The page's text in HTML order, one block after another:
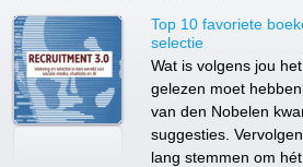
Top 10 favoriete
selectie
Wat is volgens jou
gelezen moet
van den Nobelen
suggesties.
lang stemmen om